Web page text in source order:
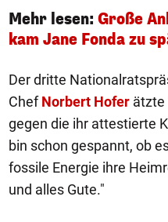
Mehr lesen: Große
kam Jane Fonda zu
Der dritte
ChefNorbert Hofer ätzte
gegen die ihr attestierte
bin schon gespannt, ob
fossile Energie ihre
und alles Gute."